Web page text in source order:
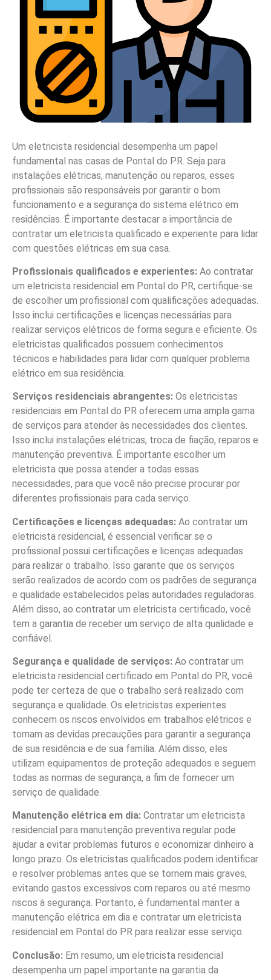
Um eletricista residencial desempenha um papel
fundamental nas casas de Pontal do PR. Seja para
instalações elétricas, manutenção ou reparos, esses
profissionais são responsáveis por garantir o bom
funcionamento e a segurança do sistema elétrico em
residências. É importante destacar a importância de
contratar um eletricista qualificado e experiente para lidar
com questões elétricas em sua casa.
Profissionais qualificados e experientes: Ao contratar
um eletricista residencial em Pontal do PR, certifique-se
de escolher um profissional com qualificações adequadas.
Isso inclui certificações e licenças necessárias para
realizar serviços elétricos de forma segura e eficiente. Os
eletricistas qualificados possuem conhecimentos
técnicos e habilidades para lidar com qualquer problema
elétrico em sua residência.
Serviços residenciais abrangentes: Os eletricistas
residenciais em Pontal do PR oferecem uma ampla gama
de serviços para atender às necessidades dos clientes.
Isso inclui instalações elétricas, troca de fiação, reparos e
manutenção preventiva. É importante escolher um
eletricista que possa atender a todas essas
necessidades, para que você não precise procurar por
diferentes profissionais para cada serviço.
Certificações e licenças adequadas: Ao contratar um
eletricista residencial, é essencial verificar se o
profissional possui certificações e licenças adequadas
para realizar o trabalho. Isso garante que os serviços
serão realizados de acordo com os padrões de segurança
e qualidade estabelecidos pelas autoridades reguladoras.
Além disso, ao contratar um eletricista certificado, você
tem a garantia de receber um serviço de alta qualidade e
confiável.
Segurança e qualidade de serviços: Ao contratar um
eletricista residencial certificado em Pontal do PR, você
pode ter certeza de que o trabalho será realizado com
segurança e qualidade. Os eletricistas experientes
conhecem os riscos envolvidos em trabalhos elétricos e
tomam as devidas precauções para garantir a segurança
de sua residência e de sua família. Além disso, eles
utilizam equipamentos de proteção adequados e seguem
todas as normas de segurança, a fim de fornecer um
serviço de qualidade.
Manutenção elétrica em dia: Contratar um eletricista
residencial para manutenção preventiva regular pode
ajudar a evitar problemas futuros e economizar dinheiro a
longo prazo. Os eletricistas qualificados podem identificar
e resolver problemas antes que se tornem mais graves,
evitando gastos excessivos com reparos ou até mesmo
riscos à segurança. Portanto, é fundamental manter a
manutenção elétrica em dia e contratar um eletricista
residencial em Pontal do PR para realizar esse serviço.
Conclusão: Em resumo, um eletricista residencial
desempenha um papel importante na garantia da